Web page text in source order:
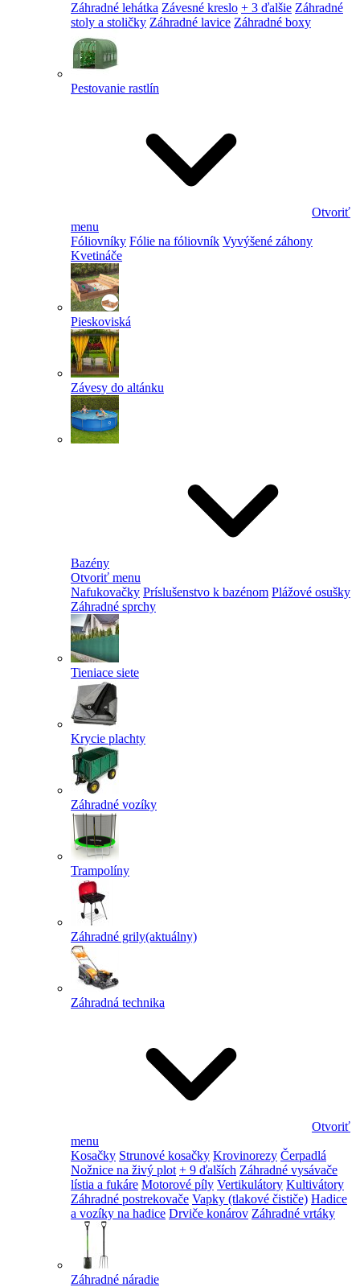
Záhradné lehátka Závesné kreslo + 3 ďalšie Záhradné
stoly a stoličky Záhradné lavice Záhradné boxy
Pestovanie rastlín
Otvoriť
menu
Fóliovníky Fólie na fóliovník Vyvýšené záhony
Kvetináče
Pieskoviská
Závesy do altánku
Bazény
Otvoriť menu
Nafukovačky Príslušenstvo k bazénom Plážové osušky
Záhradné sprchy
Tieniace siete
Krycie plachty
Záhradné vozíky
Trampolíny
Záhradné grily(aktuálny)
Záhradná technika
Otvoriť
menu
Kosačky Strunové kosačky Krovinorezy Čerpadlá
Nožnice na živý plot + 9 ďalších Záhradné vysávače
lístia a fukáre Motorové píly Vertikulátory Kultivátory
Záhradné postrekovače Vapky (tlakové čističe) Hadice
a vozíky na hadice Drviče konárov Záhradné vrtáky
Záhradné náradie